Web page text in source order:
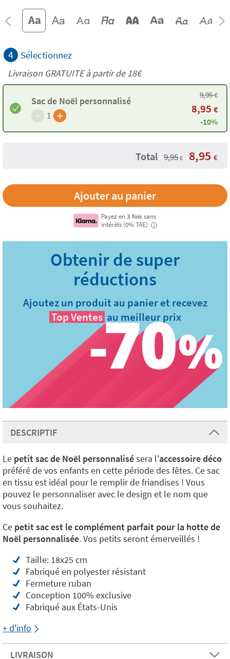
4 Sélectionnez
Livraison GRATUITE à partir de18€
Sac de Noël personnalisé
- 1 +
9,95€
8,95 €
-10%
Total 9,95 € 8,95 €
Payez en 3 fois sans
intérêts (0% TAE)
i
Ajoutez un produit au panier et recevez
Top Ventes au meilleur prix
DESCRIPTIF
Le petit sac de Noël personnalisésera l'accessoire déco
préféré de vos enfants en cette période des fêtes. Ce sac
en tissu est idéal pour le remplir de friandises ! Vous
pouvez le personnaliser avec le design et le nom que
vous souhaitez.
Ce petit sac est le complément parfait pour la hotte de
Noël personnalisée. Vos petits seront émerveillés !
Taille: 18x25 cm
Fabriqué en polyester résistant
Fermeture ruban
Conception 100% exclusive
Fabriqué aux États-Unis
+ d'info
LIVRAISON